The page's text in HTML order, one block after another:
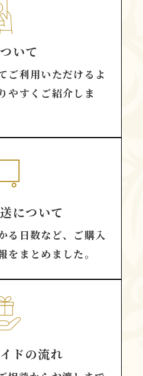
いて
ご利用いただけるよ
やすくご紹介しま
について
る日数など、ご購入
まとめました。
ドの流れ